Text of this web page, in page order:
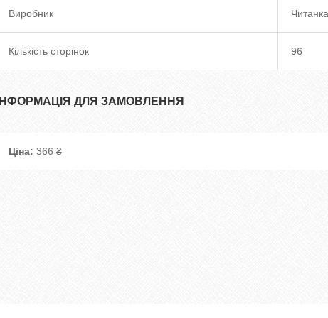
Виробник Читанка
Кількість сторінок 96
ІНФОРМАЦІЯ ДЛЯ ЗАМОВЛЕННЯ
Ціна: 366 ₴